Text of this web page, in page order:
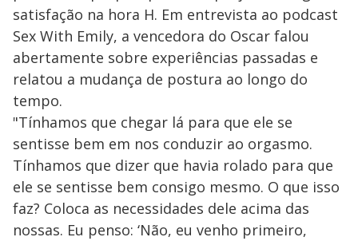
satisfação na hora H​. Em entrevista ao podcast
Sex With Emily, a vencedora do Oscar falou
abertamente sobre experiências passadas e ​
relatou a mudança de postura ao longo do
tempo.
"Tínhamos que chegar lá para que ele se
sentisse bem em nos conduzir ao orgasmo.
Tínhamos que dizer que havia rolado para que
ele se sentisse bem consigo mesmo. ​O que isso
faz? Coloca as necessidades dele acima das
nossas. Eu penso: ‘Não, eu venho primeiro,